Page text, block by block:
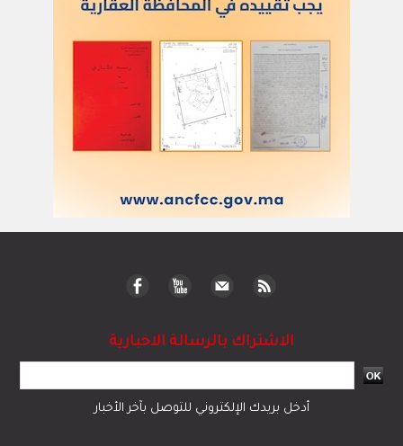
الاشتراك بالرسالة الاخبارية
أدخل بريدك الإلكتروني للتوصل بآخر الأخبار